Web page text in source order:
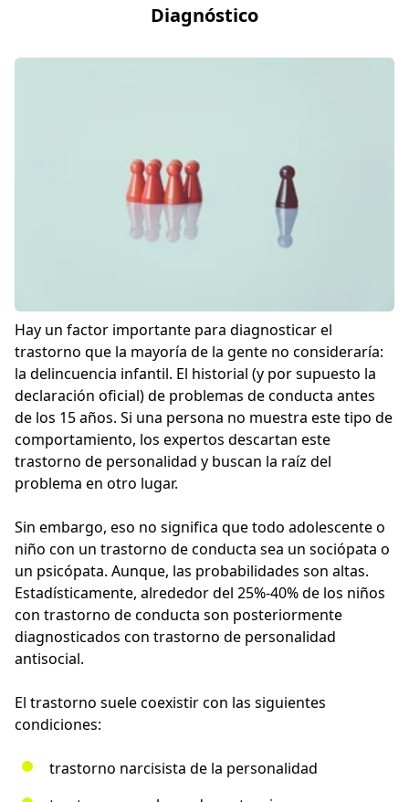
Diagnóstico
Hay un factor importante para diagnosticar el
trastorno que la mayoría de la gente no consideraría:
la delincuencia infantil. El historial (y por supuesto la
declaración oficial) de problemas de conducta antes
de los 15 años. Si una persona no muestra este tipo de
comportamiento, los expertos descartan este
trastorno de personalidad y buscan la raíz del
problema en otro lugar.
Sin embargo, eso no significa que todo adolescente o
niño con un trastorno de conducta sea un sociópata o
un psicópata. Aunque, las probabilidades son altas.
Estadísticamente, alrededor del 25%-40% de los niños
con trastorno de conducta son posteriormente
diagnosticados con trastorno de personalidad
antisocial.
El trastorno suele coexistir con las siguientes
condiciones:
trastorno narcisista de la personalidad